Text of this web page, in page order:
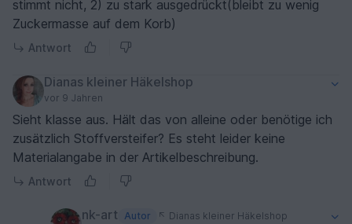
stimmt nicht, 2) zu stark ausgedrückt(bleibt zu wenig
Zuckermasse auf dem Korb)
Antwort
Dianas kleiner Häkelshop
vor 9 Jahren
Sieht klasse aus. Hält das von alleine oder benötige ich
zusätzlich Stoffversteifer? Es steht leider keine
Materialangabe in der Artikelbeschreibung.
Antwort
nk-art Autor
Dianas kleiner Häkelshop